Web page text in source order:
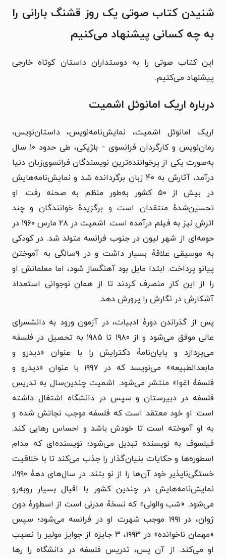
شنیدن کتاب صوتی یک روز قشنگ بارانی را
به چه کسانی پیشنهاد می‌کنیم
این کتاب صوتی را به دوستداران داستان کوتاه خارجی
پیشنهاد می‌کنیم.
درباره اریک امانوئل اشمیت
اریک امانوئل اشمیت، نمایش‌نامه‌نویس، داستان‌نویس،
رمان‌نویس و کارگردان فرانسوی - بلژیکی، طی حدود ۱۰ سال
به‌صورت یکی از پرخواننده‌ترین نویسندگان فرانسوی‌زبان دنیا
درآمد، آثارش به ۴۰ زبان برگردانده شد و نمایش‌نامه‌هایش
در بیش از ۵۰ کشور به‌طور منظم به صحنه رفت. او
تحسین‌شدۀ منتقدان است و برگزیدۀ خوانندگان و چند
اثرش نیز به فیلم درآمده است. اشمیت در ۲۸ مارس ۱۹۶۰ در
حومه‌ای از شهر لیون در جنوب فرانسه متولد شد. در کودکی
به موسیقی علاقۀ بسیار داشت و در ۹سالگی به آموختن
پیانو پرداخت. ابتدا مایل بود آهنگساز شود، اما معلمانش او
را از این کار منصرف کردند تا از همان نوجوانی استعداد
آشکارش در نگارش را پرورش دهد.
پس از گذراندن دورۀ ادبیات، در آزمون ورود به دانشسرای
عالی موفق می‌شود و از ۱۹۸۰ تا ۱۹۸۵ به تحصیل در فلسفه
می‌پردازد و پایان‌نامۀ دکترایش را با عنوان «دیدرو و
مابعدالطبیعه» می‌نویسد که در ۱۹۹۷ با عنوان «دیدرو و
فلسفۀ اغوا» منتشر می‌شود. اشمیت چندین‌سال به تدریس
فلسفه در دبیرستان و سپس در دانشگاه اشتغال داشته
است. او خود معتقد است که فلسفه موجب نجاتش شده و
به او آموخته است تا خودش باشد و احساس رهایی کند.
فیلسوف به نویسنده تبدیل می‌شود؛ نویسنده‌ای که مدام
اسطوره‌ها و حکایات بنیان‌گذار را جذب می‌کند تا با خلاقیت
خستگی‌ناپذیر خود آن‌ها را از نو بتند. در سال‌های دهۀ ۱۹۹۰،
نمایش‌نامه‌هایش در چندین کشور با اقبال بسیار روبه‌رو
می‌شود. «شب والونی» که نسخۀ مدرنی است از اسطورۀ دون
ژوان، در ۱۹۹۱ موجب شهرت او در فرانسه می‌شود؛ سپس
«مهمان ناخوانده» در ۱۹۹۳، ۳ جایزه از جوایز مولیر را نصیب
او می‌کند. از آن پس، تدریس فلسفه در دانشگاه را رها